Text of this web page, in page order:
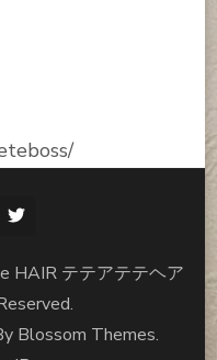
HAIR テテアテテヘア
Blossom Themes.